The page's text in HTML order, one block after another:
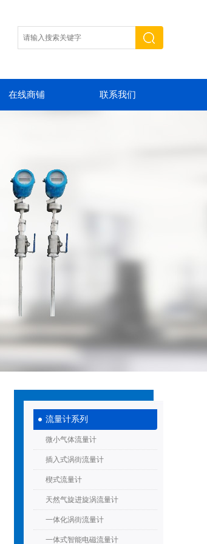
在线商铺 联系我们
流量计系列
微小气体流量计
插入式涡街流量计
楔式流量计
天然气旋进旋涡流量计
一体化涡街流量计
一体式智能电磁流量计